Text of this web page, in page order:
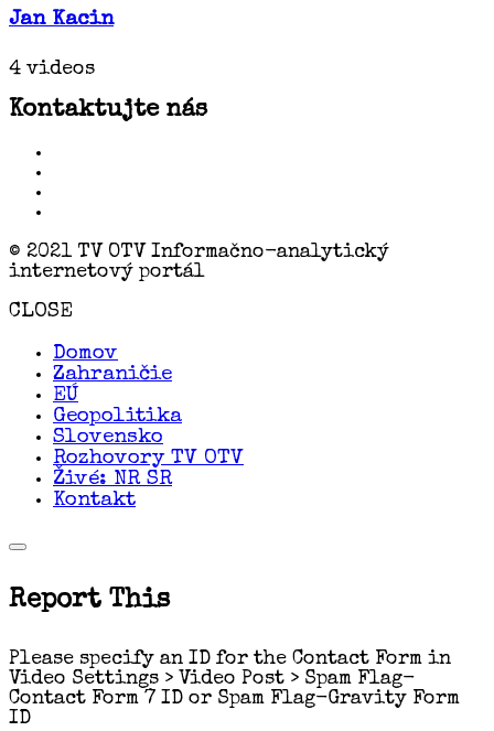
Jan Kacin
4 videos
Kontaktujte nás
© 2021 TV OTV Informačno-analytický
internetový portál
CLOSE
Domov
Zahraničie
EÚ
Geopolitika
Slovensko
Rozhovory TV OTV
Živé: NR SR
Kontakt
Report This
Please specify an ID for the Contact Form in
Video Settings > Video Post > Spam Flag-
Contact Form 7 ID or Spam Flag-Gravity Form
ID